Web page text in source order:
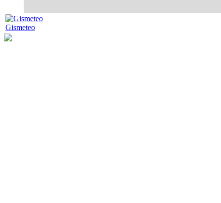
Gismeteo